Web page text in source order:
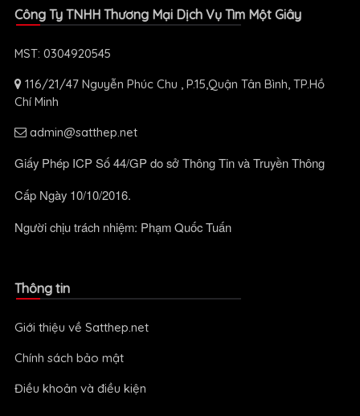
Công Ty TNHH Thương Mại Dịch Vụ Tìm Một Giây
MST: 0304920545
116/21/47 Nguyễn Phúc Chu , P.15,Quận Tân Bình, TP.Hồ
Chí Minh
admin@satthep.net
Giấy Phép ICP Số 44/GP do sở Thông Tin và Truyền Thông
Cấp Ngày 10/10/2016.
Người chịu trách nhiệm: Phạm Quốc Tuấn
Thông tin
Giới thiệu về Satthep.net
Chính sách bảo mật
Điều khoản và điều kiện